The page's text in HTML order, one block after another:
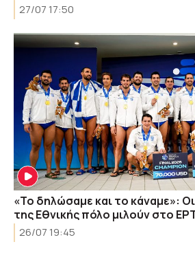
27/07 17:50
«Το δηλώσαμε και το κάναμε»:
της Εθνικής πόλο μιλούν στο
26/07 19:45